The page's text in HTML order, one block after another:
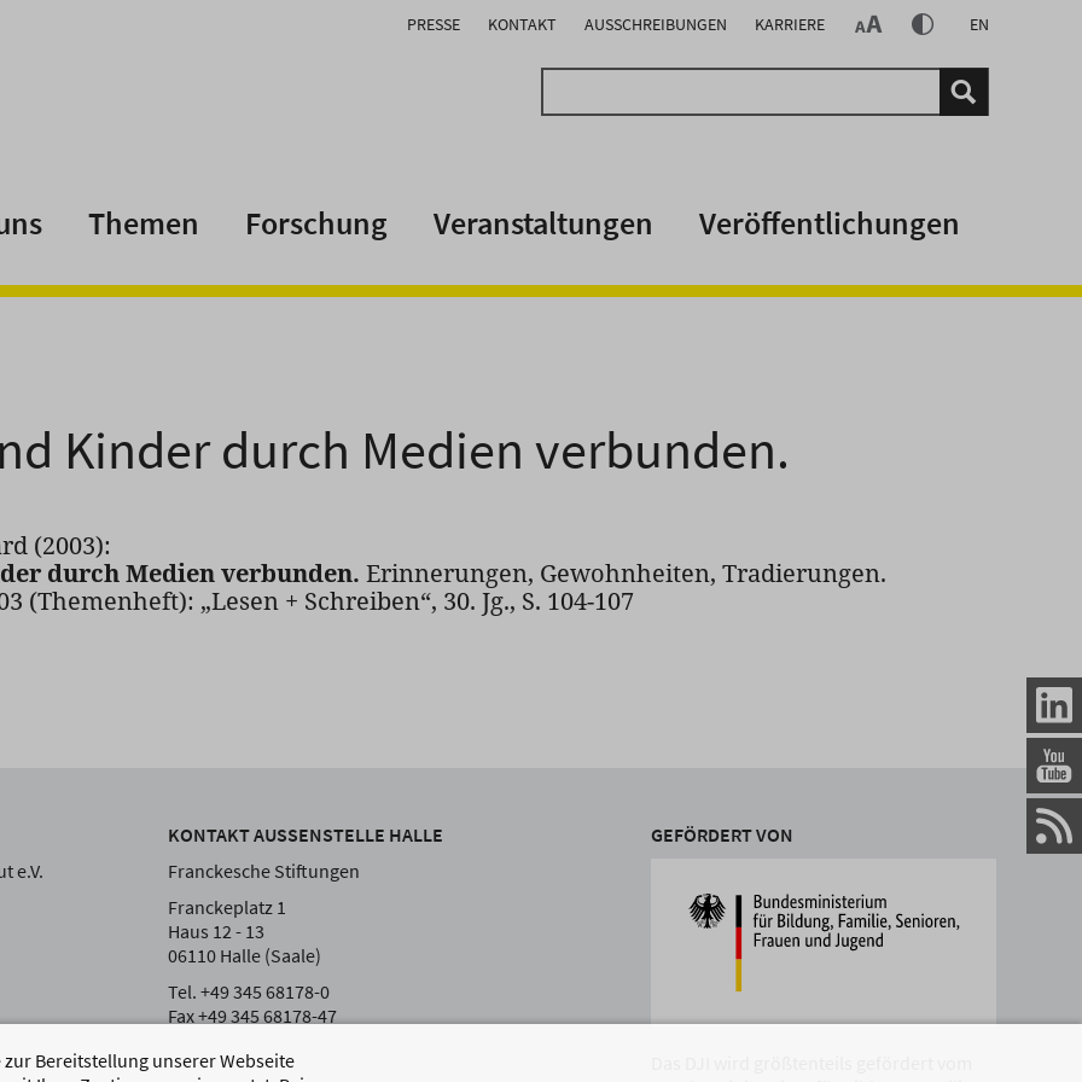
PRESSE KONTAKT AUSSCHREIBUNGEN KARRIERE EN
Themen Forschung Veranstaltungen Veröffentlichungen
Bereitstellung unserer Webseite
Kinder durch Medien verbunden.
(2003):
durch Medien verbunden. Erinnerungen, Gewohnheiten, Tradierungen.
(Themenheft): „Lesen + Schreiben“, 30. Jg., S. 104-107
e.V.
KONTAKT AUSSENSTELLE HALLE
Franckesche Stiftungen
Franckeplatz 1
Haus 12 - 13
06110 Halle (Saale)
Tel. +49 345 68178-0
Fax +49 345 68178-47
GEFÖRDERT VON